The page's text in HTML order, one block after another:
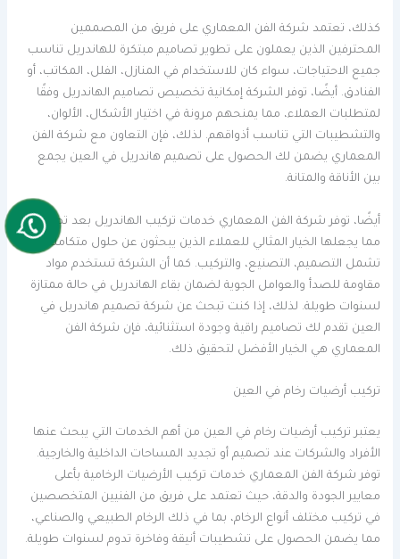
كذلك، تعتمد شركة الفن المعماري على فريق من المصممين
المحترفين الذين يعملون على تطوير تصاميم مبتكرة للهاندريل تناسب
جميع الاحتياجات، سواء كان للاستخدام في المنازل، الفلل، المكاتب، أو
الفنادق. أيضًا، توفر الشركة إمكانية تخصيص تصاميم الهاندريل وفقًا
لمتطلبات العملاء، مما يمنحهم مرونة في اختيار الأشكال، الألوان،
والتشطيبات التي تناسب أذواقهم. لذلك، فإن التعاون مع شركة الفن
المعماري يضمن لك الحصول على تصميم هاندريل في العين يجمع
بين الأناقة والمتانة.
أيضًا، توفر شركة الفن المعماري خدمات تركيب الهاندريل بعد تصميمه،
مما يجعلها الخيار المثالي للعملاء الذين يبحثون عن حلول متكاملة
تشمل التصميم، التصنيع، والتركيب. كما أن الشركة تستخدم مواد
مقاومة للصدأ والعوامل الجوية لضمان بقاء الهاندريل في حالة ممتازة
لسنوات طويلة. لذلك، إذا كنت تبحث عن شركة تصميم هاندريل في
العين تقدم لك تصاميم راقية وجودة استثنائية، فإن شركة الفن
المعماري هي الخيار الأفضل لتحقيق ذلك.
تركيب أرضيات رخام في العين
يعتبر تركيب أرضيات رخام في العين من أهم الخدمات التي يبحث عنها
الأفراد والشركات عند تصميم أو تجديد المساحات الداخلية والخارجية.
توفر شركة الفن المعماري خدمات تركيب الأرضيات الرخامية بأعلى
معايير الجودة والدقة، حيث تعتمد على فريق من الفنيين المتخصصين
في تركيب مختلف أنواع الرخام، بما في ذلك الرخام الطبيعي والصناعي،
مما يضمن الحصول على تشطيبات أنيقة وفاخرة تدوم لسنوات طويلة.